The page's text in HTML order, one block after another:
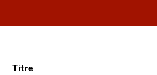
Foire aux questions
Titre